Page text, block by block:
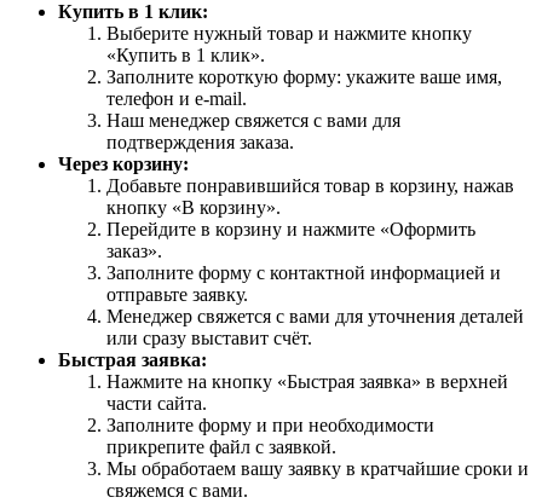
Купить в 1 клик:
Выберите нужный товар и нажмите кнопку
«Купить в 1 клик».
Заполните короткую форму: укажите ваше имя,
телефон и e-mail.
Наш менеджер свяжется с вами для
подтверждения заказа.
Через корзину:
Добавьте понравившийся товар в корзину, нажав
кнопку «В корзину».
Перейдите в корзину и нажмите «Оформить
заказ».
Заполните форму с контактной информацией и
отправьте заявку.
Менеджер свяжется с вами для уточнения деталей
или сразу выставит счёт.
Быстрая заявка:
Нажмите на кнопку «Быстрая заявка» в верхней
части сайта.
Заполните форму и при необходимости
прикрепите файл с заявкой.
Мы обработаем вашу заявку в кратчайшие сроки и
свяжемся с вами.